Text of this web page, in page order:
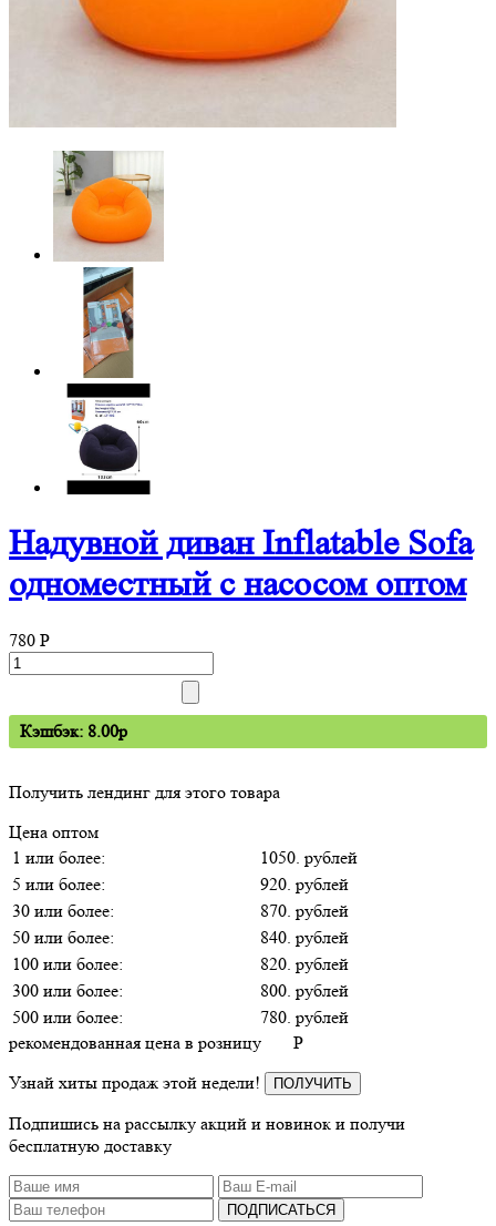
Надувной диван Inflatable Sofa
одноместный с насосом оптом
780 P
Кэшбэк: 8.00p
Получить лендинг для этого товара
Цена оптом
1 или более:
1050. рублей
5 или более:
920. рублей
30 или более:
870. рублей
50 или более:
840. рублей
100 или более:
820. рублей
300 или более:
800. рублей
500 или более:
780. рублей
рекомендованная цена в розницу
P
Узнай хиты продаж этой недели!
ПОЛУЧИТЬ
Подпишись на рассылку акций и новинок и получи
бесплатную доставку
ПОДПИСАТЬСЯ